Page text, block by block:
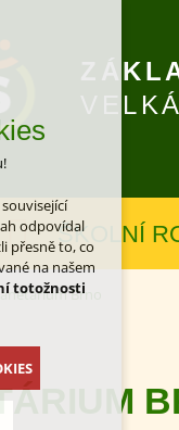
ŠKOLNÍ
Brno
odpovídal
přesně to, co
na našem
totožnosti